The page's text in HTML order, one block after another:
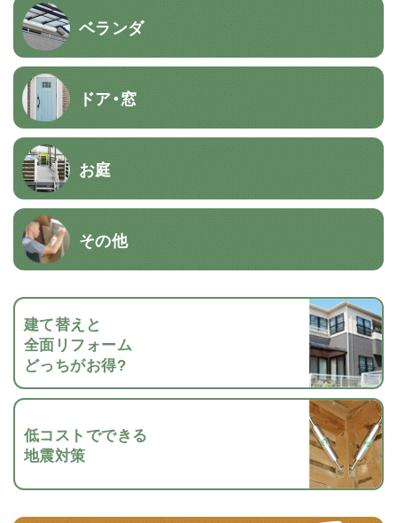
ベランダ
ドア・窓
お庭
その他
建て替えと
全面リフォーム
どっちがお得?
低コストでできる
地震対策